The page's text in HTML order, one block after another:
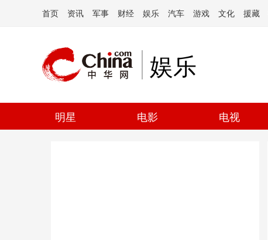
首页 资讯 军事 财经 娱乐 汽车 游戏 文化 援藏
娱乐
明星 电影 电视